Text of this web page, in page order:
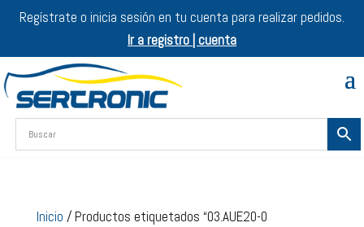
Regístrate o inicia sesión en tu cuenta para realizar pedidos.
Ir a registro | cuenta
Inicio / Productos etiquetados “03.AUE20-0